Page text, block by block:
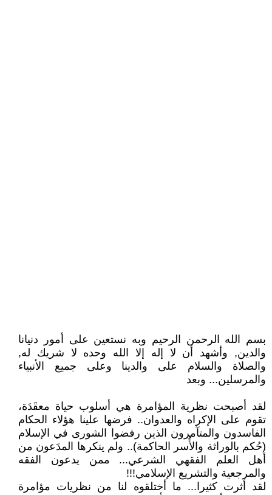
بسم الله الرحمن الرحيم وبه نستعين على أمور دنيانا
والدين, وأشهد أن لا إله إلا الله وحده لا شريك له,
والصلاة والسلام على والدينا وعلى جميع الأنبياء
والمرسلين... وبعد
لقد أصبحت نظرية المؤامرة هي أسلوب حياة معقَدَة،
تقوم على الإكراه والعدوان.. فرضها علينا هؤلاء الحكام
الفاسدون والمتآمرون الذين رفضوا الشورى في الإسلام
(حُكم بالوراثة والأُسر الحاكمة).. ولم ينكرها المدَعون من
أهل العلم الفقهي الشرعي... ممن يدعون الفقه
والمرجعية والتشريع الإسلامي!!!
لقد أثرت كثيرا... ما أختلقوه لنا من نظريات مؤامرة